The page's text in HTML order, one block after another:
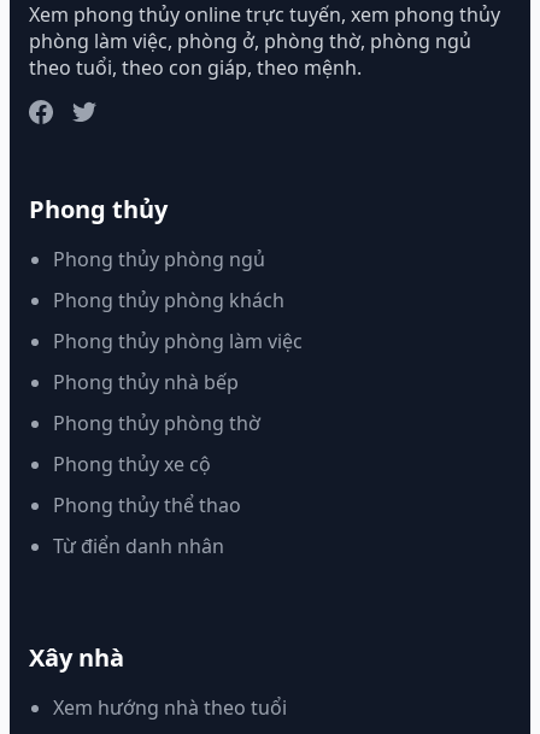
Xem phong thủy online trực tuyến, xem phong thủy
phòng làm việc, phòng ở, phòng thờ, phòng ngủ
theo tuổi, theo con giáp, theo mệnh.
Phong thủy
Phong thủy phòng ngủ
Phong thủy phòng khách
Phong thủy phòng làm việc
Phong thủy nhà bếp
Phong thủy phòng thờ
Phong thủy xe cộ
Phong thủy thể thao
Từ điển danh nhân
Xây nhà
Xem hướng nhà theo tuổi